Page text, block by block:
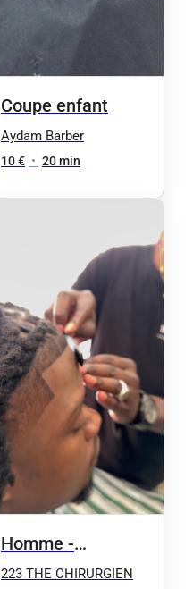
Coupe enfant
Aydam Barber
10 € • 20 min
Homme -
Contours
223 THE CHIRURGIEN